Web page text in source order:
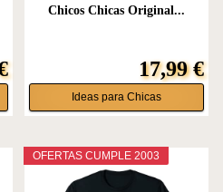
Chicos Chicas Original...
17,99 €
Ideas para Chicas
OFERTAS CUMPLE 2003